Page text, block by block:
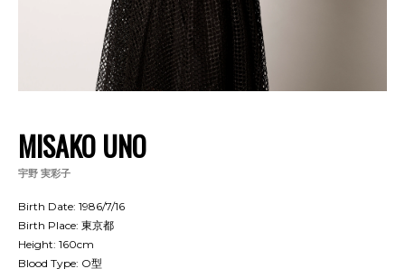
MISAKO UNO
宇野 実彩子
Birth Date: 1986/7/16
Birth Place: 東京都
Height: 160cm
Blood Type: O型